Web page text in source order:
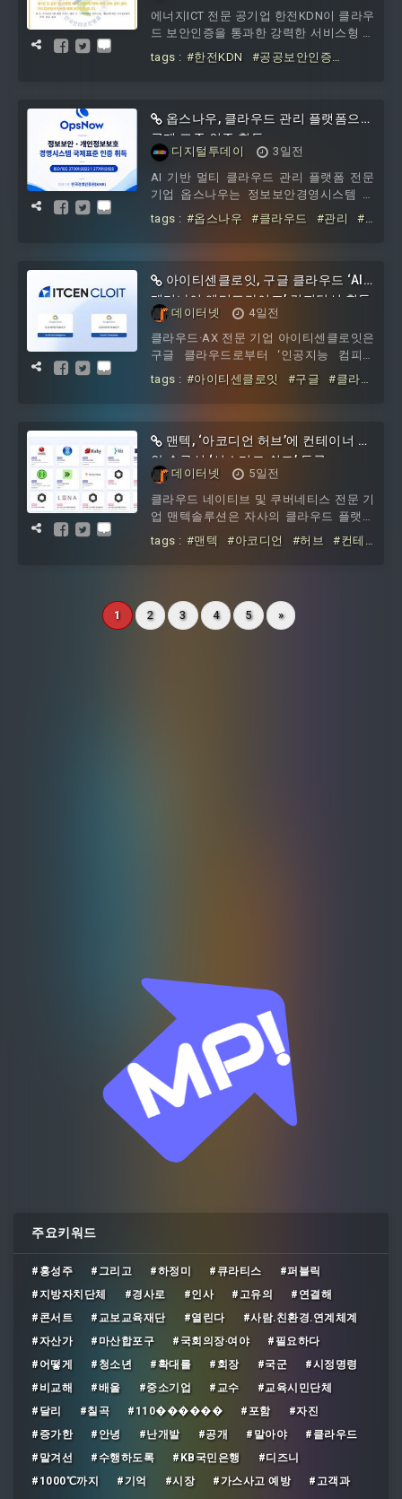
으로 컨설팅부터 솔루션 구축, 운영 관리
까지 연계하는 전주기 클라우드 서비스를
통해 각 기업별 환경에 최적화된 실행 중
심의 클라우드 전환을 밀착
에너지ICT 전문 공기업 한전KDN이 클라우
드 보안인증을 통과한 강력한 서비스형 인
프라를 공급하며 디지털 전환의 든든한 파
트너로 자리매김하고 있다.CSAP는 공공
안인증 제도로 단순히 기능이 많거나 저렴
한 비용을 따지는 것이 아닌 안전성·신뢰
성이 검증된 공공 클라우드 서비스 공급을
평가하는 것이다.한전KDN
tags : #한전KDN
#공공보안인증
옵스나우, 클라우드 관리 플랫폼으로
국제 표준 인증 획득
디지털투데이
3일전
AI 기반 멀티 클라우드 관리 플랫폼 전문
기업 옵스나우는 정보보안경영시스템 국
제표준 ISO/IEC 27001:2022 인증과 2025
년 10월 개정된 최신판 기준 개인정보보호
따르면 클라우드 관리 플랫폼 ‘옵스나
우’는 클라우드 인프라 자원 관리부터 멀
티 클라우드 비용 최적화, 보안 형상 관리,
AI 기반 운영 자동화까지 제공한다.이번 인
증으로 옵스나우는 플랫폼을 개발하고
tags : #옵스나우 #클라우드 #관리
#
아이티센클로잇, 구글 클라우드 ‘AI·
제미나이 엔터프라이즈’ 컴피턴시 획득
데이터넷
4일전
클라우드·AX 전문 기업 아이티센클로잇은
구글 클라우드로부터 ‘인공지능 컴피턴
시’와 ‘제미나이 엔터프라이즈 컴피턴
시’를 동시에 획득했다고 5일 밝혔다.구글
성공적인 프로젝트 수행 역량을 입증했음
을 구글 클라우드가 공식 보증하는 최상위
기술 인증 프로그램이다.아이티센클로잇
은 구글 클라우드 최상위 등급인 ‘프
tags : #아이티센클로잇 #구글
#클라우
맨텍, ‘아코디언 허브’에 컨테이너 보
안 솔루션 ‘시스디그 쉴드’ 등록
데이터넷
5일전
클라우드 네이티브 및 쿠버네티스 전문 기
업 맨텍솔루션은 자사의 클라우드 플랫폼
‘아코디언’ 내 애플리케이션 카탈로그 서
비스인 ‘아코디언 허브’에 글로벌 클라우
전트 ‘시스디그 쉴드’를 등록했다고 밝혔
다.시스디그 쉴드는 파코와 eBPF를 기반
tags : #맨텍 #아코디언 #허브
#컨테
1 2 3 4 5 »
주요키워드
#홍성주 #그리고 #하정미 #큐라티스
#퍼블릭
#지방자치단체
#경사로 #인사 #고유의
#연결해
#콘서트
#교보교육재단 #열린다
#사람․친환경․연계체계
#자산가
#마산합포구 #국회의장‧여야
#필요하다
#어떻게
#청소년 #확대를 #회장 #국군
#시정명령
#비교해
#배울 #중소기업 #교수
#교육시민단체
#달리
#칠곡 #110������ #포함
#자진
#증가한
#안녕 #난개발 #공개 #말아야
#클라우드
#맡겨선
#수행하도록 #KB국민은행
#디즈니
#1000℃까지
#기억 #시장 #가스사고 예방
#고객과